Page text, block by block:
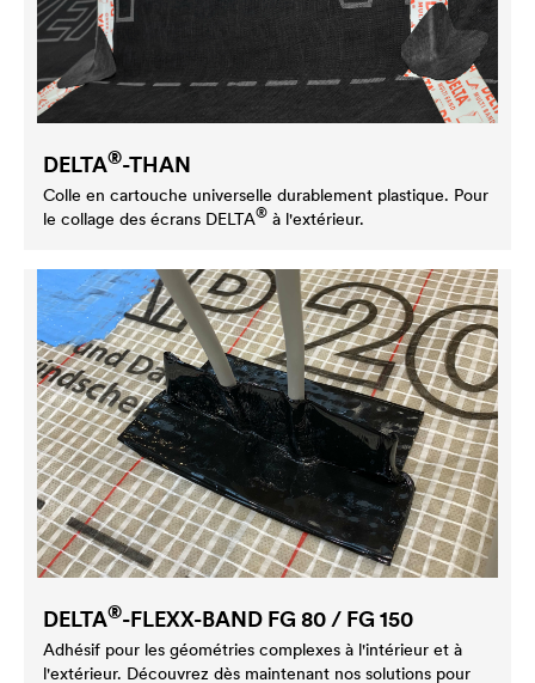
DELTA®-THAN
Colle en cartouche universelle durablement plastique. Pour
le collage des écrans DELTA® à l'extérieur.
DELTA®-FLEXX-BAND FG 80 / FG 150
Adhésif pour les géométries complexes à l'intérieur et à
l'extérieur. Découvrez dès maintenant nos solutions pour